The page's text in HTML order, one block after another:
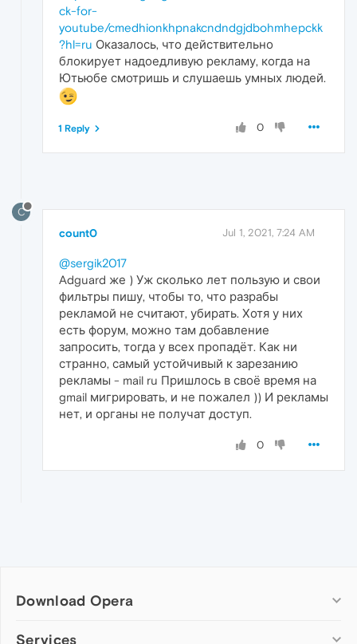
ck-for-
youtube/cmedhionkhpnakcndndgjdbohmhepckk
?hl=ru Оказалось, что действительно
блокирует надоедливую рекламу, когда на
Ютьюбе смотришь и слушаешь умных людей.
0
1 Reply
C
count0 Jul 1, 2021, 7:24 AM
@sergik2017
Adguard же ) Уж сколько лет пользую и свои
фильтры пишу, чтобы то, что разрабы
рекламой не считают, убирать. Хотя у них
есть форум, можно там добавление
запросить, тогда у всех пропадёт. Как ни
странно, самый устойчивый к зарезанию
рекламы - mail ru Пришлось в своё время на
gmail мигрировать, и не пожалел )) И рекламы
нет, и органы не получат доступ.
0
Download Opera
Computer browsers
Services